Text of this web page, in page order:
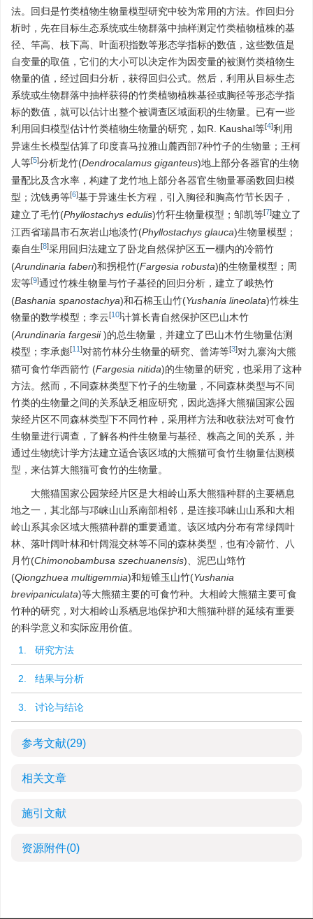
法。回归是竹类植物生物量模型研究中较为常用的方法。作回归分
析时，先在目标生态系统或生物群落中抽样测定竹类植物植株的基
径、竿高、枝下高、叶面积指数等形态学指标的数值，这些数值是
自变量的取值，它们的大小可以决定作为因变量的被测竹类植物生
物量的值，经过回归分析，获得回归公式。然后，利用从目标生态
系统或生物群落中抽样获得的竹类植物植株基径或胸径等形态学指
标的数值，就可以估计出整个被调查区域面积的生物量。已有一些
利用回归模型估计竹类植物生物量的研究，如R. Kaushal等[4]利用
异速生长模型估算了印度喜马拉雅山麓西部7种竹子的生物量；王柯
人等[5]分析龙竹(Dendrocalamus giganteus)地上部分各器官的生物
量配比及含水率，构建了龙竹地上部分各器官生物量幂函数回归模
型；沈钱勇等[6]基于异速生长方程，引入胸径和胸高竹节长因子，
建立了毛竹(Phyllostachys edulis)竹秆生物量模型；邹凯等[7]建立了
江西省瑞昌市石灰岩山地淡竹(Phyllostachys glauca)生物量模型；
秦自生[8]采用回归法建立了卧龙自然保护区五一棚内的冷箭竹
(Arundinaria faberi)和拐棍竹(Fargesia robusta)的生物量模型；周
宏等[9]通过竹株生物量与竹子基径的回归分析，建立了峨热竹
(Bashania spanostachya)和石棉玉山竹(Yushania lineolata)竹株生
物量的数学模型；李云[10]计算长青自然保护区巴山木竹
(Arundinaria fargesii)的总生物量，并建立了巴山木竹生物量估测
模型；李承彪[11]对箭竹林分生物量的研究、曾涛等[3]对九寨沟大熊
猫可食竹华西箭竹 (Fargesia nitida)的生物量的研究，也采用了这种
方法。然而，不同森林类型下竹子的生物量，不同森林类型与不同
竹类的生物量之间的关系缺乏相应研究，因此选择大熊猫国家公园
荥经片区不同森林类型下不同竹种，采用样方法和收获法对可食竹
生物量进行调查，了解各构件生物量与基径、株高之间的关系，并
通过生物统计学方法建立适合该区域的大熊猫可食竹生物量估测模
型，来估算大熊猫可食竹的生物量。
大熊猫国家公园荥经片区是大相岭山系大熊猫种群的主要栖息
地之一，其北部与邛崃山山系南部相邻，是连接邛崃山山系和大相
岭山系其余区域大熊猫种群的重要通道。该区域内分布有常绿阔叶
林、落叶阔叶林和针阔混交林等不同的森林类型，也有冷箭竹、八
月竹(Chimonobambusa szechuanensis)、泥巴山筇竹
(Qiongzhuea multigemmia)和短锥玉山竹(Yushania
brevipaniculata)等大熊猫主要的可食竹种。大相岭大熊猫主要可食
竹种的研究，对大相岭山系栖息地保护和大熊猫种群的延续有重要
的科学意义和实际应用价值。
1. 研究方法
2. 结果与分析
3. 讨论与结论
参考文献(29)
相关文章
施引文献
资源附件(0)